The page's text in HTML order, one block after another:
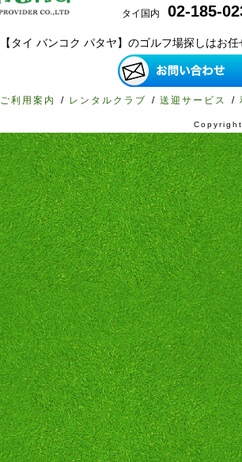
タイ国内 02-185-
【タイ バンコク パタヤ】のゴルフ場探しはお
ご利用案内 / レンタルクラブ / 送迎サービス /